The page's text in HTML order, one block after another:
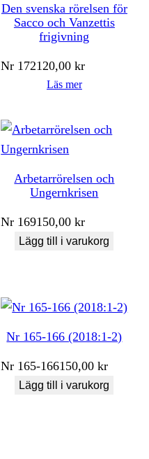
Den svenska rörelsen för
Sacco och Vanzettis
frigivning
Nr 172120,00kr
Läs mer
Arbetarrörelsen och
Ungernkrisen
Nr 169150,00kr
Lägg till i varukorg
Nr 165-166 (2018:1-2)
Nr 165-166150,00kr
Lägg till i varukorg